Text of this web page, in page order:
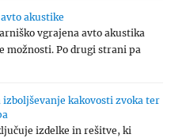
akustike
vgrajena avto akustika
možnosti. Po drugi strani pa
izboljševanje kakovosti zvoka ter
izdelke in rešitve, ki